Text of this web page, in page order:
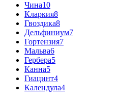
Чина10
Кларкия8
Гвоздика8
Дельфиниум7
Гортензия7
Мальва6
Гербера5
Канна5
Гиацинт4
Календула4